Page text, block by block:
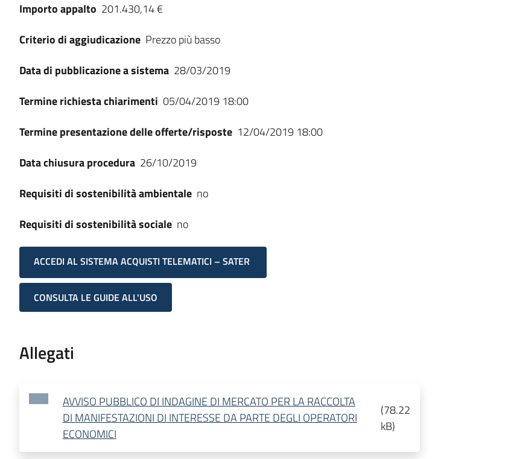
Importo appalto 201.430,14 €
Criterio di aggiudicazione Prezzo più basso
Data di pubblicazione a sistema 28/03/2019
Termine richiesta chiarimenti 05/04/2019 18:00
Termine presentazione delle offerte/risposte 12/04/2019 18:00
Data chiusura procedura 26/10/2019
Requisiti di sostenibilità ambientale no
Requisiti di sostenibilità sociale no
ACCEDI AL SISTEMA ACQUISTI TELEMATICI – SATER
CONSULTA LE GUIDE ALL'USO
Allegati
AVVISO PUBBLICO DI INDAGINE DI MERCATO PER LA RACCOLTA
DI MANIFESTAZIONI DI INTERESSE DA PARTE DEGLI OPERATORI
ECONOMICI
(78.22
kB)